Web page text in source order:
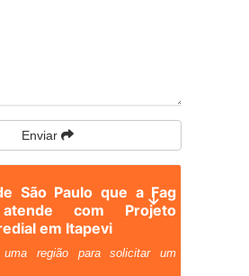
Enviar
São Paulo que a Fag
com Projeto
em Itapevi
uma região para solicitar um